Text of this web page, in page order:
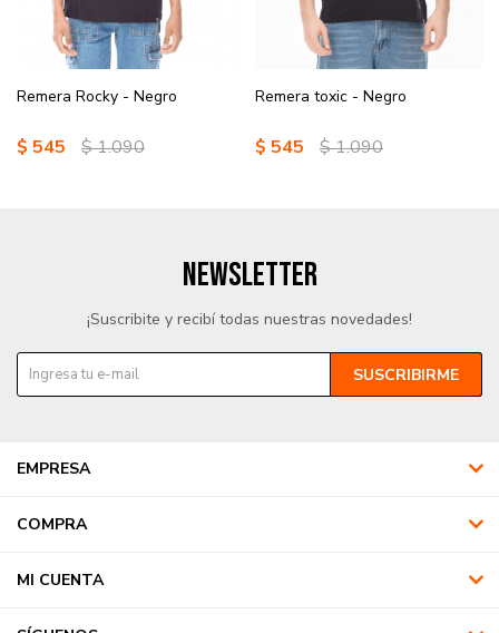
Remera Rocky - Negro
$ 545 $1.090
Remera toxic - Negro
$ 545 $1.090
EMPRESA
COMPRA
MI CUENTA
NEWSLETTER
¡Suscribite y recibí todas nuestras novedades!
SUSCRIBIRME